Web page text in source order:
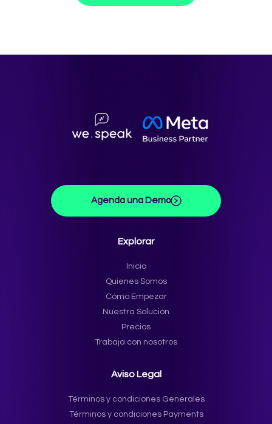
Agenda una Demo
Explorar
Inicio
Quienes Somos
Cómo Empezar
Nuestra Solución
Precios
Trabaja con nosotros
Aviso Legal
Términos y condiciones Generales
Términos y condiciones Payments